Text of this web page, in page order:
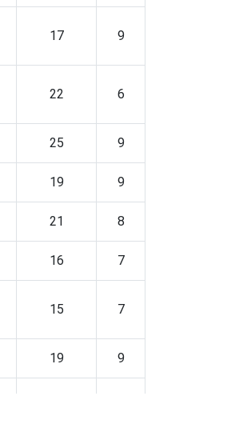
17 9
22 6
25 9
19 9
21 8
16 7
15 7
19 9